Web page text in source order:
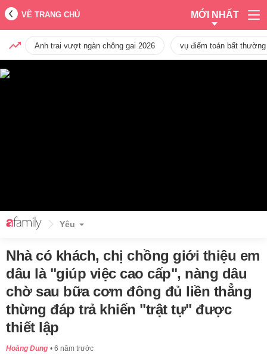
VỀ TRANG CHỦ MỚI NHẤT
Anh trai vượt ngàn chông gai 2026 vụ điểm toán bất
Yêu
Nhà có khách, chị chồng giới thiệu em
dâu là "giúp việc cao cấp", nàng dâu
chờ sau bữa cơm đông đủ liền thẳng
thừng đáp trả khiến "trật tự" được
thiết lập
Hoàng Dung 6 năm trước